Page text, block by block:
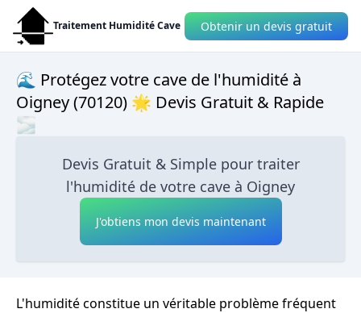
Traitement Humidité Cave Obtenir un devis gratuit
🌊 Protégez votre cave de l'humidité à
Oigney (70120) 🌟 Devis Gratuit & Rapide
🌫
Devis Gratuit & Simple pour traiter
l'humidité de votre cave à Oigney
J'obtiens mon devis maintenant
L'humidité constitue un véritable problème fréquent